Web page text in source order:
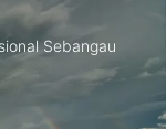
Sebangau